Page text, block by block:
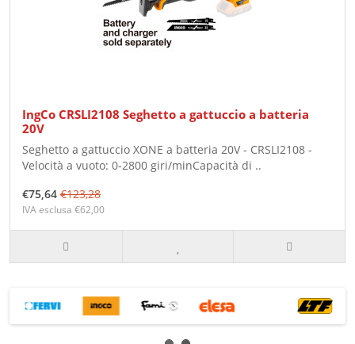
IngCo CRSLI2108 Seghetto a gattuccio a batteria
20V
Seghetto a gattuccio XONE a batteria 20V - CRSLI2108 -
Velocità a vuoto: 0-2800 giri/minCapacità di ..
€75,64 €123,28
IVA esclusa €62,00